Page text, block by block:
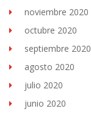
noviembre 2020
octubre 2020
septiembre 2020
agosto 2020
julio 2020
junio 2020